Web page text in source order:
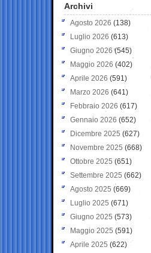
Archivi
Agosto 2026 (138)
Luglio 2026 (613)
Giugno 2026 (545)
Maggio 2026 (402)
Aprile 2026 (591)
Marzo 2026 (641)
Febbraio 2026 (617)
Gennaio 2026 (652)
Dicembre 2025 (627)
Novembre 2025 (668)
Ottobre 2025 (651)
Settembre 2025 (662)
Agosto 2025 (669)
Luglio 2025 (671)
Giugno 2025 (573)
Maggio 2025 (591)
Aprile 2025 (622)